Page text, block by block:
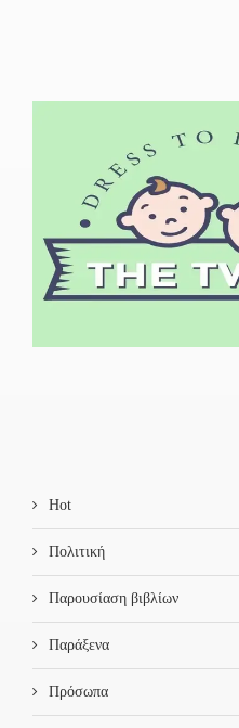
Hot
Πολιτική
Παρουσίαση βιβλίων
Παράξενα
Πρόσωπα